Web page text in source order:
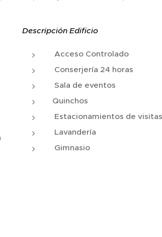
Descripción Edificio
Acceso Controlado
Conserjería 24 horas
Sala de eventos
Quinchos
Estacionamientos de visitas
Lavandería
Gimnasio